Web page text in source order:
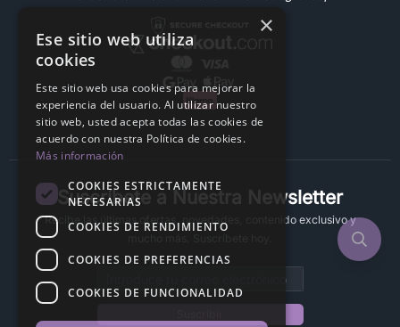
Suscríbete a Nuestra Newsletter
Recibe las últimas ofertas, novedades, contenido exclusivo y
×
Ese sitio web utiliza
cookies
Este sitio web usa cookies para mejorar la
experiencia del usuario. Al utilizar nuestro
sitio web, usted acepta todas las cookies de
acuerdo con nuestra Política de cookies.
Más información
COOKIES ESTRICTAMENTE
NECESARIAS
COOKIES DE RENDIMIENTO
COOKIES DE PREFERENCIAS
COOKIES DE FUNCIONALIDAD